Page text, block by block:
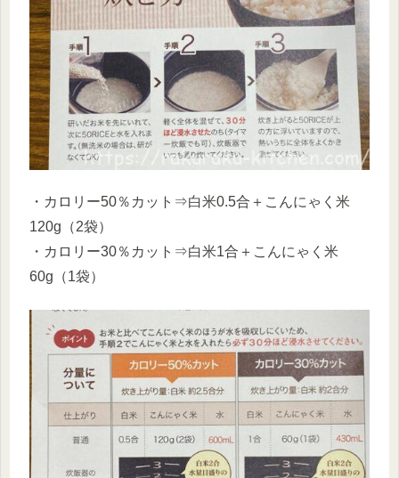
・カロリー50％カット⇒白米0.5合＋こんにゃく米
120g（2袋）
・カロリー30％カット⇒白米1合＋こんにゃく米
60g（1袋）